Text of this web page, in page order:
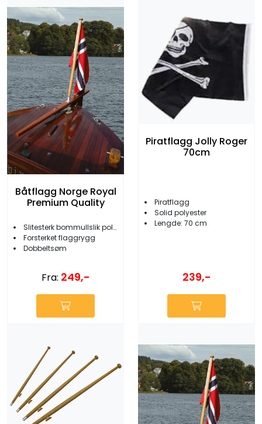
Båtflagg Norge Royal
Premium Quality
Slitesterk bommullslik polyester
Forsterket flaggrygg
Dobbeltsøm
Fra: 249,-
Piratflagg Jolly Roger
70cm
Piratflagg
Solid polyester
Lengde: 70 cm
239,-